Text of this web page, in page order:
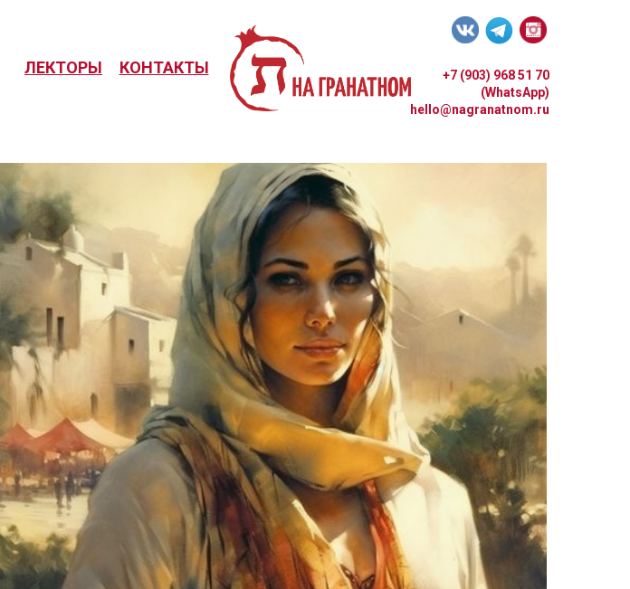
ЛЕКТОРЫ КОНТАКТЫ
+7 (903) 968 51 70
(WhatsApp)
hello@nagranatnom.ru